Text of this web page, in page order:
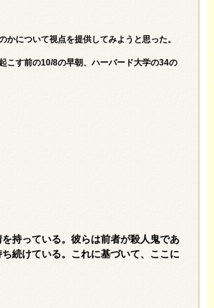
について視点を提供してみようと思った。
こす前の10/8の早朝、ハーバード大学の34の
持っている。彼らは前者が殺人鬼であ
続けている。これに基づいて、ここに